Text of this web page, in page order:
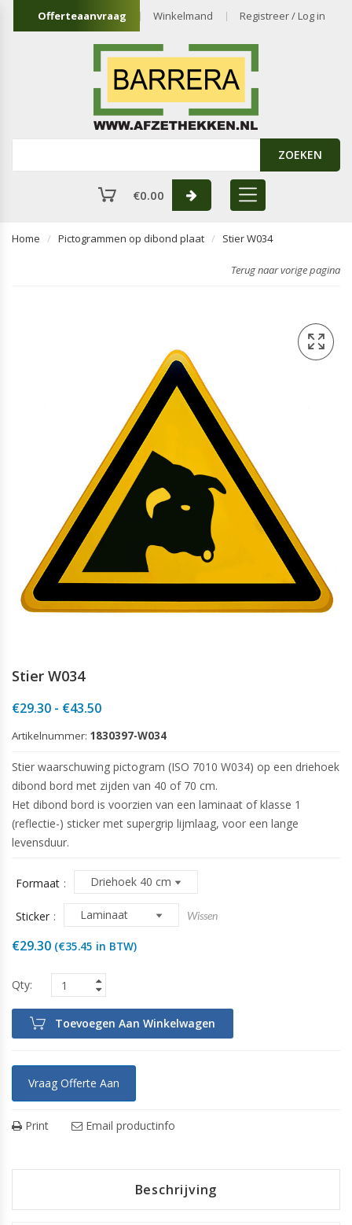
Offerteaanvraag Winkelmand Registreer / Log in
ZOEKEN
€0.00
Home Pictogrammen op dibond plaat Stier W034
Terug naar vorige pagina
Stier W034
€29.30 - €43.50Prijsklasse:
tot
Artikelnummer: 1830397-W034
Stier waarschuwing pictogram (ISO 7010 W034) op een driehoek
dibond bord met zijden van 40 of 70 cm.
Het dibond bord is voorzien van een laminaat of klasse 1
(reflectie-) sticker met supergrip lijmlaag, voor een lange
levensduur.
Formaat
Sticker Wissen
€29.30 (€35.45 in BTW)
Toevoegen Aan Winkelwagen
Vraag Offerte Aan
Print Email productinfo
Beschrijving